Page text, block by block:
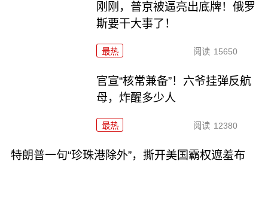
刚刚，普京被逼亮出底牌！俄罗
斯要干大事了！
最热 阅读 15650
官宣“核常兼备”！六爷挂弹反航
母，炸醒多少人
最热 阅读 12380
特朗普一句“珍珠港除外”，撕开美国霸权遮羞布